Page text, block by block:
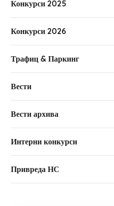
Конкурси 2025
Конкурси 2026
Трафиц & Паркинг
Вести
Вести архива
Интерни конкурси
Привреда НС